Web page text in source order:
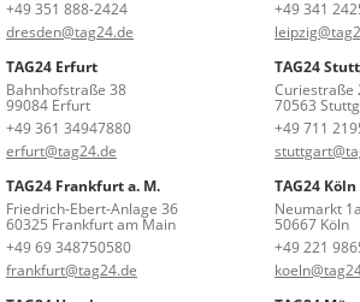
+49 351 888-2424
dresden@tag24.de
+49 341
TAG24 Erfurt
Bahnhofstraße 38
99084 Erfurt
+49 361 34947880
erfurt@tag24.de
TAG24
Curiestraße
70563
+49 711
TAG24 Frankfurt a. M.
Friedrich-Ebert-Anlage 36
60325 Frankfurt am Main
+49 69 348750580
frankfurt@tag24.de
TAG24 Köln
Neumarkt 1a
50667 Köln
+49 221